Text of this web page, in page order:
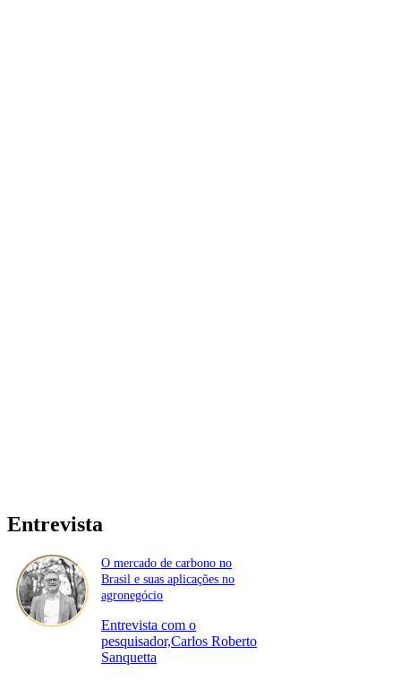
Entrevista
O mercado de carbono no
Brasil e suas aplicações no
agronegócio
Entrevista com o
pesquisador,Carlos Roberto
Sanquetta